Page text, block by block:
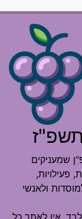
תשפ"ז
שמעניקים
פעילויות,
ולאנשי
אין לאתר כל